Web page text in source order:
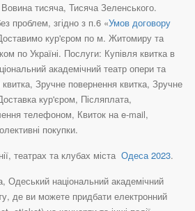
тисяча, Тисяча Зеленського.
проблем, згідно з п.6 «Умов договору
кур'єром по м. Житомиру та
по Україні. Послуги: Купівля квитка в
академічний театр опери та
Зручне повернення квитка, Зручне
кур'єром, Післяплата,
телефоном, Квиток на e-mail,
покупки.
театрах та клубах міста Одеса 2023.
Одеський національний академічний
де ви можете придбати електронний